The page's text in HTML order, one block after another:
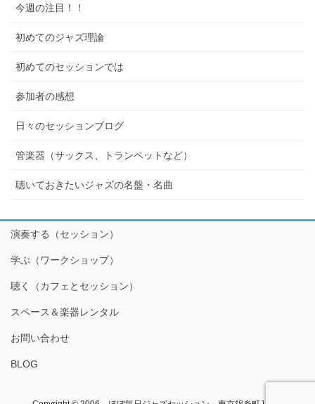
今週の注目！！
初めてのジャズ理論
初めてのセッションでは
参加者の感想
日々のセッションブログ
管楽器（サックス、トランペットなど）
聴いておきたいジャズの名盤・名曲
演奏する（セッション）
学ぶ（ワークショップ）
聴く（カフェとセッション）
スペース＆楽器レンタル
お問い合わせ
BLOG